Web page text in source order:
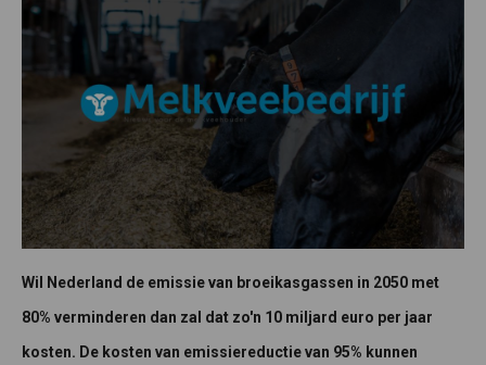
Wil Nederland de emissie van broeikasgassen in 2050 met
80% verminderen dan zal dat zo'n 10 miljard euro per jaar
kosten. De kosten van emissiereductie van 95% kunnen